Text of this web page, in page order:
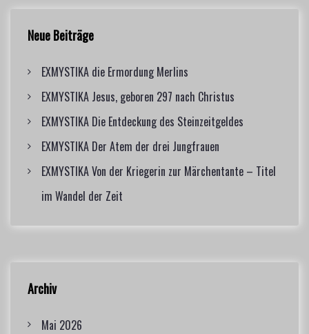
o
:
Neue Beiträge
EXMYSTIKA die Ermordung Merlins
EXMYSTIKA Jesus, geboren 297 nach Christus
EXMYSTIKA Die Entdeckung des Steinzeitgeldes
EXMYSTIKA Der Atem der drei Jungfrauen
EXMYSTIKA Von der Kriegerin zur Märchentante – Titel
im Wandel der Zeit
Archiv
Mai 2026